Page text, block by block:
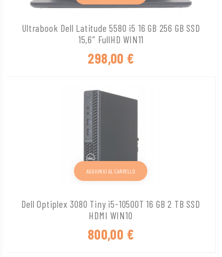
Ultrabook Dell Latitude 5580 i5 16 GB 256 GB SSD
15,6″ FullHD WIN11
298,00 €
Dell Optiplex 3080 Tiny i5-10500T 16 GB 2 TB SSD
HDMI WIN10
800,00 €
AGGIUNGI AL CARRELLO